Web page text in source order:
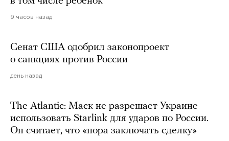
9 часов назад
Сенат США одобрил законопроект
о санкциях против России
день назад
The Atlantic: Маск не разрешает Украине
использовать Starlink для ударов по России.
Он считает, что «пора заключать сделку»